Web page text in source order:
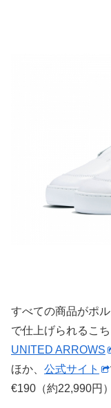
すべての商品がポ
で仕上げられるこ
UNITED ARROWS
ほか、 公式サイト
€190（約22,990円